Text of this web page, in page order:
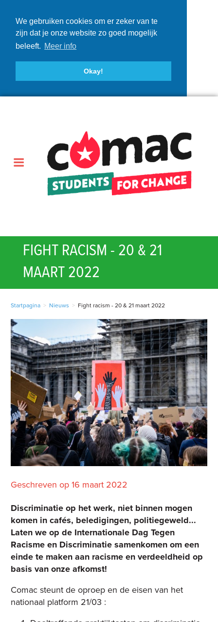
We gebruiken cookies om er zeker van te
zijn dat je onze website zo goed mogelijk
beleeft. Meer info
Okay!
FIGHT RACISM - 20 & 21
MAART 2022
Startpagina > Nieuws > Fight racism - 20 & 21 maart 2022
Geschreven op 16 maart 2022
Discriminatie op het werk, niet binnen mogen
komen in cafés, beledigingen, politiegeweld...
Laten we op de Internationale Dag Tegen
Racisme en Discriminatie samenkomen om een
einde te maken aan racisme en verdeeldheid op
basis van onze afkomst!
Comac steunt de oproep en de eisen van het
nationaal platform 21/03 :